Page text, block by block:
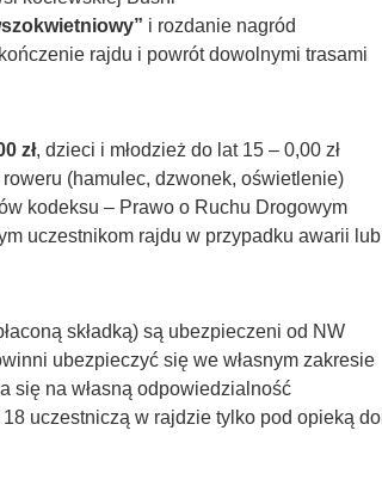
i rozdanie nagród
rajdu i powrót dowolnymi trasami
zł, dzieci i młodzież do lat 15 – 0,00 zł
(hamulec, dzwonek, oświetlenie)
kodeksu – Prawo o Ruchu Drogowym
uczestnikom rajdu w przypadku awarii
składką) są ubezpieczeni od NW
ubezpieczyć się we własnym zakresie
się na własną odpowiedzialność
uczestniczą w rajdzie tylko pod opieką